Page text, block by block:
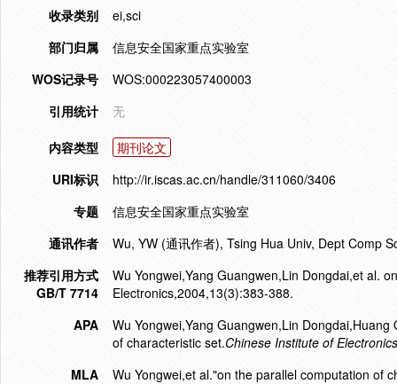
收录类别
ei,sci
部门归属
信息安全国家重点实验室
WOS记录号
WOS:000223057400003
引用统计
无
内容类型
期刊论文
URI标识
http://ir.iscas.ac.cn/handle/311060/3406
专题
信息安全国家重点实验室
通讯作者
Wu, YW (通讯作者), Tsing Hua Univ, Dept Comp
推荐引用方式
GB/T 7714
Wu Yongwei,Yang Guangwen,Lin Dongdai,et al.
Electronics,2004,13(3):383-388.
APA
Wu Yongwei,Yang Guangwen,Lin
of characteristic set.Chinese Institute of Electronics
MLA
Wu Yongwei,et al."on the parallel computation of